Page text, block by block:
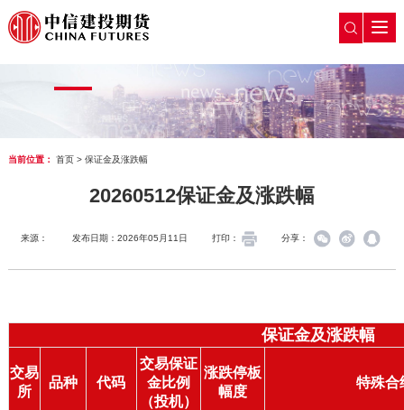
当前位置： 首页> 保证金及涨跌幅
20260512保证金及涨跌幅
来源： 发布日期：2026年05月11日 打印： 分享：
保证金及涨跌幅
交易
所
品种 代码
交易保证
金比例
（投机）
涨跌停板
幅度
特殊合